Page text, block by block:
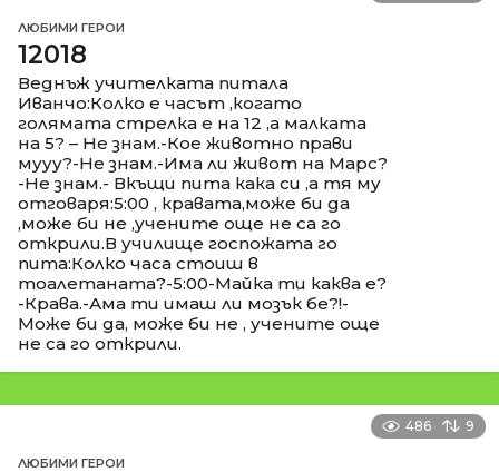
ЛЮБИМИ ГЕРОИ
12018
Веднъж учителката питала
Иванчо:Колко е часът ,когато
голямата стрелка е на 12 ,а малката
на 5? – Не знам.-Кое животно прави
мууу?-Не знам.-Има ли живот на Марс?
-Не знам.- Вкъщи пита кака си ,а тя му
отговаря:5:00 , кравата,може би да
,може би не ,учените още не са го
открили.В училище госпожата го
пита:Колко часа стоиш в
тоалетаната?-5:00-Майка ти каква е?
-Крава.-Ама ти имаш ли мозък бе?!-
Може би да, може би не , учените още
не са го открили.
486 9
ЛЮБИМИ ГЕРОИ